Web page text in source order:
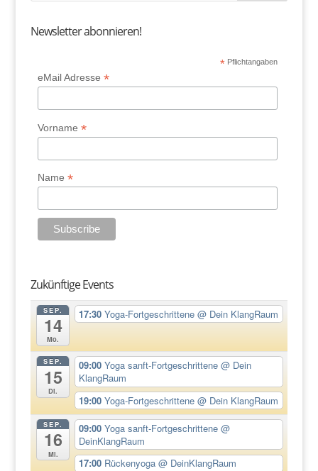
Newsletter abonnieren!
* Pflichtangaben
eMail Adresse*
Vorname*
Name*
Zukünftige Events
SEP.
14
Mo.
17:30Yoga-Fortgeschrittene@ Dein KlangRaum
SEP.
15
Di.
09:00Yoga sanft-Fortgeschrittene@ Dein
KlangRaum
19:00Yoga-Fortgeschrittene@ Dein KlangRaum
SEP.
16
Mi.
09:00Yoga sanft-Fortgeschrittene@
DeinKlangRaum
17:00 Rückenyoga@ DeinKlangRaum